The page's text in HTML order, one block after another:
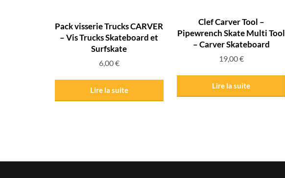
Pack visserie Trucks CARVER
– Vis Trucks Skateboard et
Surfskate
6,00€
Lire la suite
Clef Carver Tool –
Pipewrench Skate Multi Tool
– Carver Skateboard
19,00€
Lire la suite